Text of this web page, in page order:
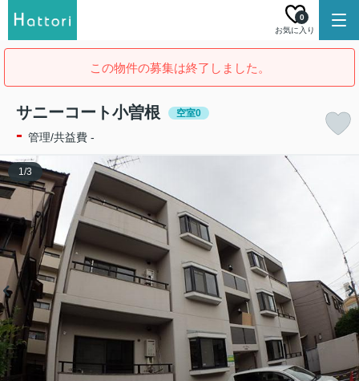
お気に入り
0
この物件の募集は終了しました。
サニーコート小曽根 空室0
- 管理/共益費 -
1/3